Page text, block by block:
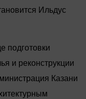
Ильдус
подготовки
и реконструкции
Казани